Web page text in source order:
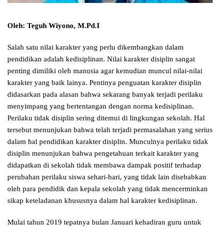
Oleh: Teguh Wiyono, M.Pd.I
Salah satu nilai karakter yang perlu dikembangkan dalam
pendidikan adalah kedisiplinan. Nilai karakter disiplin sangat
penting dimiliki oleh manusia agar kemudian muncul nilai-nilai
karakter yang baik lainya. Pentinya penguatan karakter disiplin
didasarkan pada alasan bahwa sekarang banyak terjadi perilaku
menyimpang yang bertentangan dengan norma kedisiplinan.
Perilaku tidak disiplin sering ditemui di lingkungan sekolah. Hal
tersebut menunjukan bahwa telah terjadi permasalahan yang serius
dalam hal pendidikan karakter disiplin. Munculnya perilaku tidak
disiplin menunjukan bahwa pengetahuan terkait karakter yang
didapatkan di sekolah tidak membawa dampak positif terhadap
perubahan perilaku siswa sehari-hari, yang tidak lain disebabkan
oleh para pendidik dan kepala sekolah yang tidak mencerminkan
sikap keteladanan khususnya dalam hal karakter kedisiplinan.
Mulai tahun 2019 tepatnya bulan Januari kehadiran guru untuk